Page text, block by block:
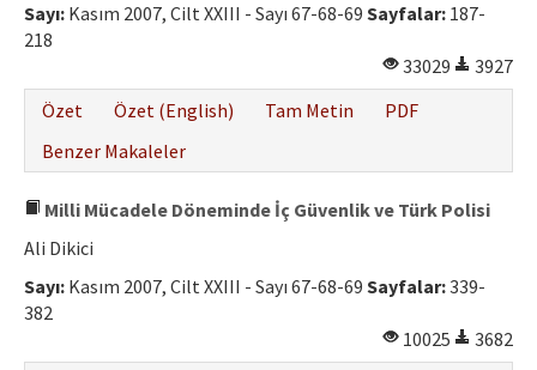
Sayı: Kasım 2007, Cilt XXIII - Sayı 67-68-69 Sayfalar: 187-
218
33029
3927
Özet
Özet (English) Tam Metin
PDF
Benzer Makaleler
Milli Mücadele Döneminde İç Güvenlik ve Türk Polisi
Ali Dikici
Sayı: Kasım 2007, Cilt XXIII - Sayı 67-68-69 Sayfalar:339-
382
10025
3682